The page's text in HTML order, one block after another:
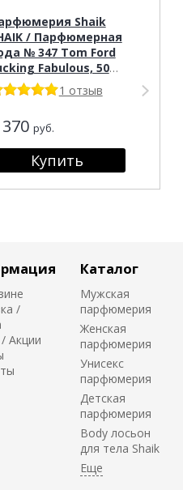
Shaik
/ Парфюмерная
№ 347 Tom Ford
Fabulous, 50
1 отзыв
руб.
/
Акции
Каталог
Мужская
парфюмерия
Женская
парфюмерия
Унисекс
парфюмерия
Детская
парфюмерия
Body лосьон
для тела Shaik